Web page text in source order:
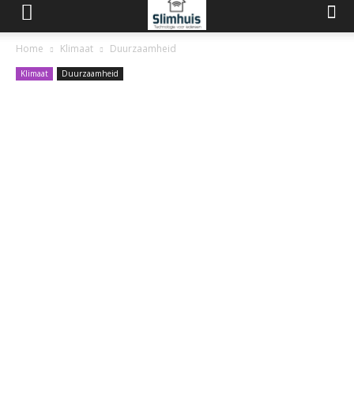
Home Klimaat Duurzaamheid
Klimaat Duurzaamheid